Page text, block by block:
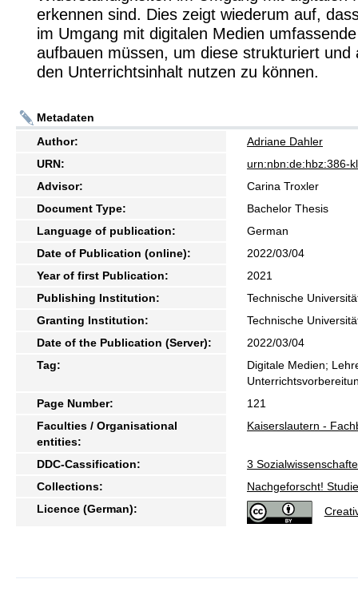
erkennen sind. Dies zeigt wiederum auf,
im Umgang mit digitalen Medien
aufbauen müssen, um diese strukturiert und
den Unterrichtsinhalt nutzen zu können.
Metadaten
Author:
Adriane Dahler
URN:
urn:nbn:de:hbz:386-
Advisor:
Carina Troxler
Document Type:
Bachelor Thesis
Language of publication:
German
Date of Publication (online):
2022/03/04
Year of first Publication:
2021
Publishing Institution:
Technische
Granting Institution:
Technische
Date of the Publication (Server):
2022/03/04
Tag:
Digitale Medien;
Page Number:
121
Faculties / Organisational
entities:
Kaiserslautern -
DDC-Cassification:
3
Collections:
Nachgeforscht!
Licence (German):